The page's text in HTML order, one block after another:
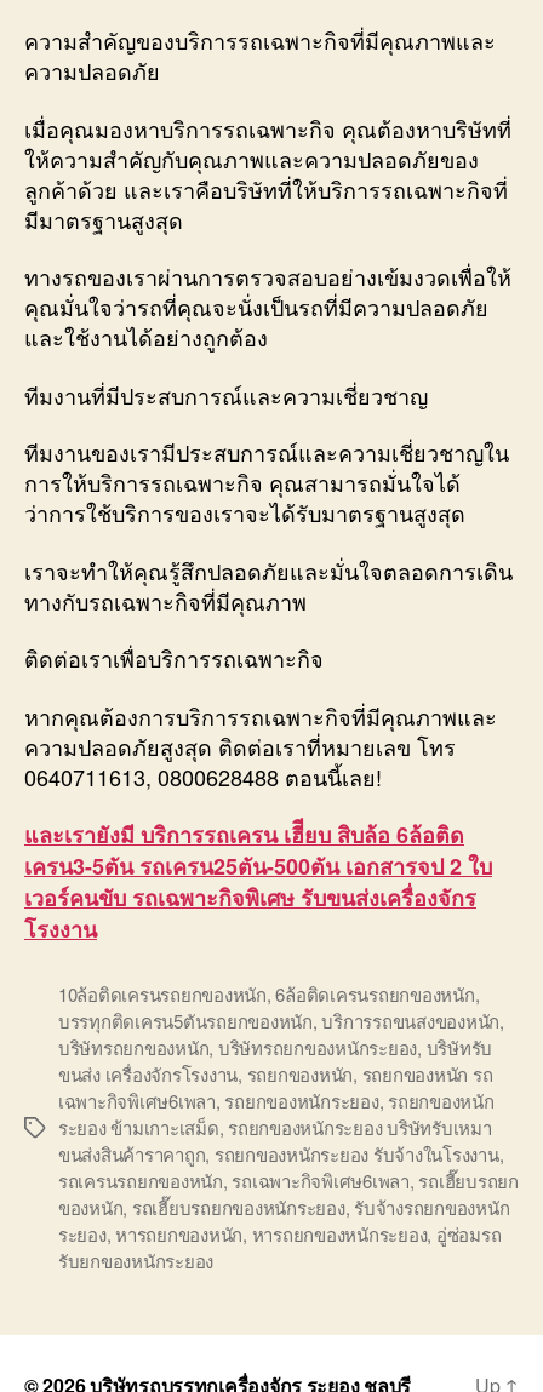
ความสำคัญของบริการรถเฉพาะกิจที่มีคุณภาพและ
ความปลอดภัย
เมื่อคุณมองหาบริการรถเฉพาะกิจ คุณต้องหาบริษัทที่
ให้ความสำคัญกับคุณภาพและความปลอดภัยของ
ลูกค้าด้วย และเราคือบริษัทที่ให้บริการรถเฉพาะกิจที่
มีมาตรฐานสูงสุด
ทางรถของเราผ่านการตรวจสอบอย่างเข้มงวดเพื่อให้
คุณมั่นใจว่ารถที่คุณจะนั่งเป็นรถที่มีความปลอดภัย
และใช้งานได้อย่างถูกต้อง
ทีมงานที่มีประสบการณ์และความเชี่ยวชาญ
ทีมงานของเรามีประสบการณ์และความเชี่ยวชาญใน
การให้บริการรถเฉพาะกิจ คุณสามารถมั่นใจได้
ว่าการใช้บริการของเราจะได้รับมาตรฐานสูงสุด
เราจะทำให้คุณรู้สึกปลอดภัยและมั่นใจตลอดการเดิน
ทางกับรถเฉพาะกิจที่มีคุณภาพ
ติดต่อเราเพื่อบริการรถเฉพาะกิจ
หากคุณต้องการบริการรถเฉพาะกิจที่มีคุณภาพและ
ความปลอดภัยสูงสุด ติดต่อเราที่หมายเลข โทร
0640711613, 0800628488 ตอนนี้เลย!
และเรายังมี บริการรถเครน เฮีียบ สิบล้อ 6ล้อติด
เครน3-5ตัน รถเครน25ตัน-500ตัน เอกสารจป 2 ใบ
เวอร์คนขับ รถเฉพาะกิจพิเศษ รับขนส่งเครื่องจักร
โรงงาน
Tags
10ล้อติดเครนรถยกของหนัก,6ล้อติดเครนรถยกของหนัก,
บรรทุกติดเครน5ตันรถยกของหนัก,บริการรถขนสงของหนัก,
บริษัทรถยกของหนัก, บริษัทรถยกของหนักระยอง, บริษัทรับ
ขนส่ง เครื่องจักรโรงงาน, รถยกของหนัก, รถยกของหนัก รถ
เฉพาะกิจพิเศษ6เพลา, รถยกของหนักระยอง, รถยกของหนัก
ระยอง ข้ามเกาะเสม็ด, รถยกของหนักระยอง บริษัทรับเหมา
ขนส่งสินค้าราคาถูก, รถยกของหนักระยอง รับจ้างในโรงงาน,
รถเครนรถยกของหนัก, รถเฉพาะกิจพิเศษ6เพลา, รถเฮี๊ยบรถยก
ของหนัก, รถเฮี๊ยบรถยกของหนักระยอง, รับจ้างรถยกของหนัก
ระยอง,หารถยกของหนัก, หารถยกของหนักระยอง, อู่ซ่อมรถ
รับยกของหนักระยอง
© 2026บริษัทรถบรรทุกเครื่องจักร ระยอง ชลบุรี Up ↑